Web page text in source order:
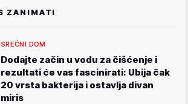
ZANIMATI
SREĆNI DOM
Dodajte začin u vodu za čišćenje i
rezultati će vas fascinirati: Ubija čak
20 vrsta bakterija i ostavlja divan
miris